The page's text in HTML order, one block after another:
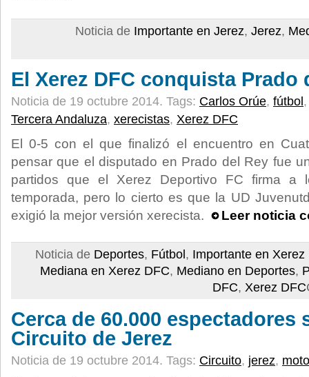
Noticia de Importante en Jerez, Jerez,
El Xerez DFC conquista Prado
Noticia de 19 octubre 2014. Tags: Carlos Orúe, fútbol
Tercera Andaluza, xerecistas, Xerez DFC
El 0-5 con el que finalizó el encuentro en
pensar que el disputado en Prado del Rey fue
partidos que el Xerez Deportivo FC firma
temporada, pero lo cierto es que la UD
exigió la mejor versión xerecista.
Leer noticia
Noticia de Deportes, Fútbol , Importante en Xerez
Mediana en Xerez DFC, Mediano en Deportes,
DFC, Xerez DFC
Cerca de 60.000 espectadores
Circuito de Jerez
Noticia de 19 octubre 2014. Tags: Circuito, jerez,